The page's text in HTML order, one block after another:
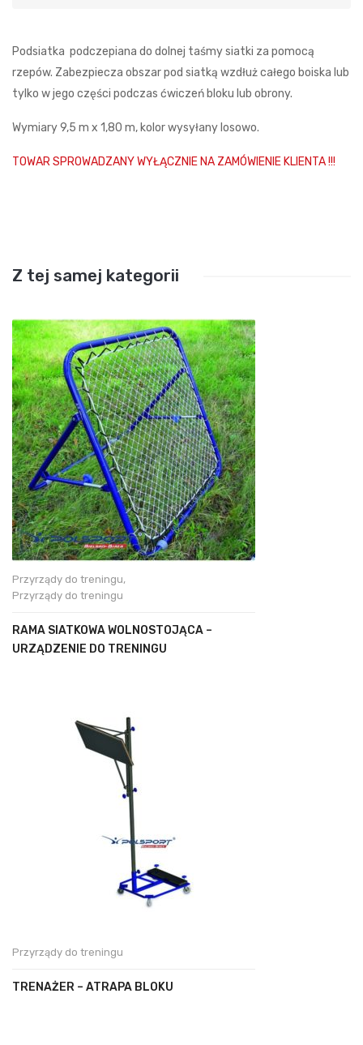
Podsiatka podczepiana do dolnej taśmy siatki za pomocą
rzepów. Zabezpiecza obszar pod siatką wzdłuż całego boiska lub
tylko w jego części podczas ćwiczeń bloku lub obrony.
Wymiary 9,5 m x 1,80 m, kolor wysyłany losowo.
TOWAR SPROWADZANY WYŁĄCZNIE NA ZAMÓWIENIE KLIENTA !!!
Z tej samej kategorii
Przyrządy do treningu,
Przyrządy do treningu
RAMA SIATKOWA WOLNOSTOJĄCA –
URZĄDZENIE DO TRENINGU
Przyrządy do treningu
TRENAŻER – ATRAPA BLOKU